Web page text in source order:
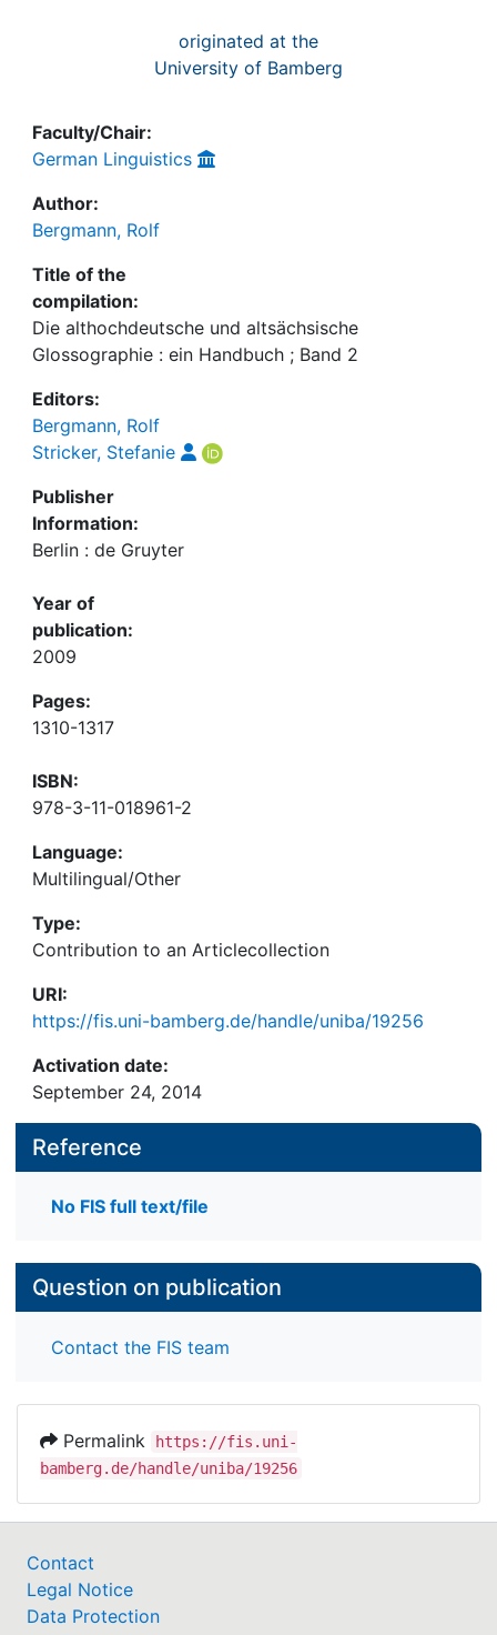
originated at the
University of Bamberg
Faculty/Chair:
German Linguistics
Author:
Bergmann, Rolf
Title of the
compilation:
Die althochdeutsche und altsächsische
Glossographie : ein Handbuch ; Band 2
Editors:
Bergmann, Rolf
Stricker, Stefanie
Publisher
Information:
Berlin : de Gruyter
Year of
publication:
2009
Pages:
1310-1317
ISBN:
978-3-11-018961-2
Language:
Multilingual/Other
Type:
Contribution to an Articlecollection
URI:
https://fis.uni-bamberg.de/handle/uniba/19256
Activation date:
September 24, 2014
Reference
No FIS full text/file
Question on publication
Contact the FIS team
Permalink
https://fis.uni-
bamberg.de/handle/uniba/19256
Contact
Legal Notice
Data Protection